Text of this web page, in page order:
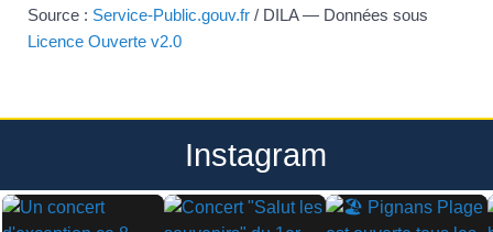
Source : Service-Public.gouv.fr / DILA — Données sous
Licence Ouverte v2.0
Instagram